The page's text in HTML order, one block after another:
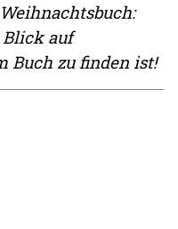
auf
Buch zu finden ist!